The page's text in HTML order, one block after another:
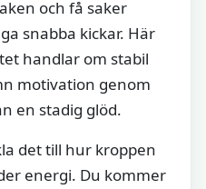
och få saker
snabba kickar. Här
handlar om stabil
motivation genom
en stadig glöd.
det till hur kroppen
energi. Du kommer